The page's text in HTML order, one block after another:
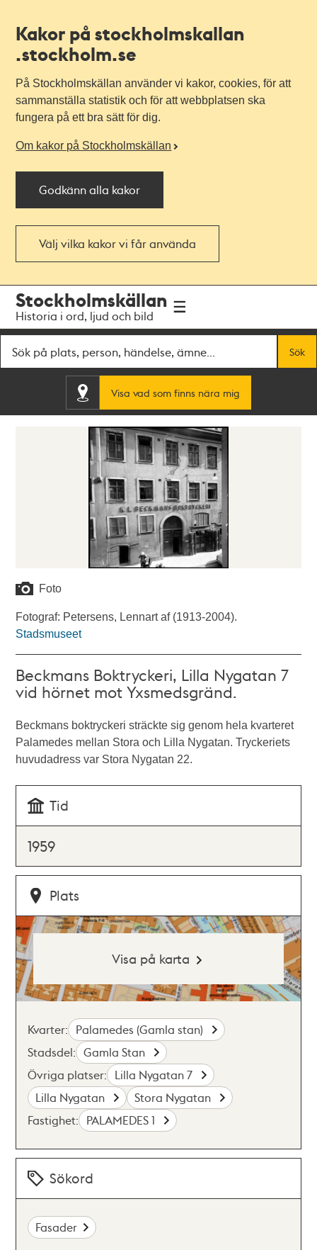
Kakor på stockholmskallan
.stockholm.se
På Stockholmskällan använder vi kakor, cookies, för att
sammanställa statistik och för att webbplatsen ska
fungera på ett bra sätt för dig.
Om kakor på Stockholmskällan
Godkänn alla kakor
Välj vilka kakor vi får använda
navigationen
huvudinnehållet
Stockholmskällan
Historia i ord, ljud och bild
Sök
Visa vad som finns nära mig
Foto
Fotograf: Petersens, Lennart af (1913-2004).
Stadsmuseet
Beckmans Boktryckeri, Lilla Nygatan 7
vid hörnet mot Yxsmedsgränd.
Beckmans boktryckeri sträckte sig genom hela kvarteret
Palamedes mellan Stora och Lilla Nygatan. Tryckeriets
huvudadress var Stora Nygatan 22.
Tid
1959
Plats
Visa på karta
Kvarter: Palamedes (Gamla stan)
Stadsdel: Gamla Stan
Övriga platser: Lilla Nygatan 7
Lilla Nygatan
Stora Nygatan
Fastighet: PALAMEDES 1
Sökord
Fasader